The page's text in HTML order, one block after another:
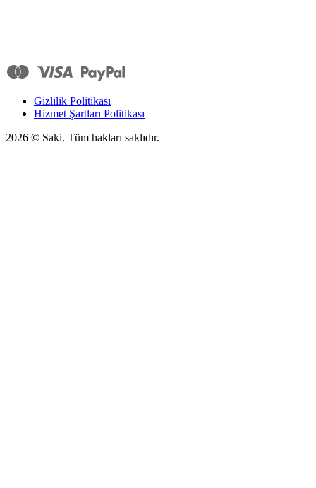
Gizlilik Politikası
Hizmet Şartları Politikası
2026 © Saki. Tüm hakları saklıdır.